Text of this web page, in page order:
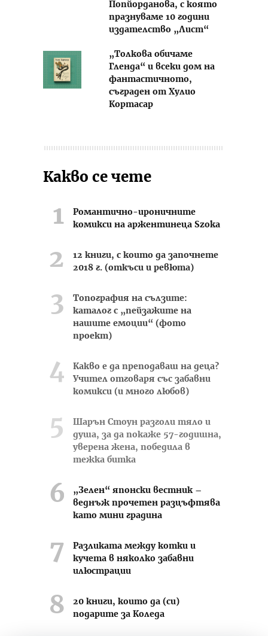
Попйорданова, с която
празнуваме 10 години
издателство „Лист“
„Толкова обичаме
Гленда“ и всеки дом на
фантастичното,
съграден от Хулио
Кортасар
Какво се чете
Романтично-ироничните
комикси на аржентинеца Szoka
12 книги, с които да започнете
2018 г. (откъси и ревюта)
Топография на сълзите:
каталог с „пейзажите на
нашите емоции“ (фото
проект)
Какво е да преподаваш на деца?
Учител отговаря със забавни
комикси (и много любов)
Шарън Стоун разголи тяло и
душа, за да покаже 57-годишна,
уверена жена, победила в
тежка битка
„Зелен“ японски вестник –
веднъж прочетен разцъфтява
като мини градина
Разликата между котки и
кучета в няколко забавни
илюстрации
20 книги, които да (си)
подарите за Коледа